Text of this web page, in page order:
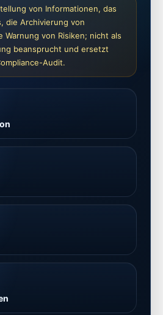
von Informationen, das
die Archivierung von
Warnung von Risiken; nicht als
beansprucht und ersetzt
Audit.